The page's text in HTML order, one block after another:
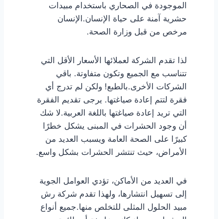
الموجودة في الصحاري باستخدام مبيدات
حشرية آمنة على حياة الإنسان.الإنسان
مرخص من قبل وزارة الصحة.
لذا تقدم الشركة لعملائها الأسعار الأقل التي
تتناسب مع الجميع وتكون متفاوتة. باقي
الشركات الأخرى.بالطبع! ولكن لم تدرج أي
فقرة لتتم إعادة صياغتها. يرجى تقديم الفقرة
التي تريد إعادة صياغتها باللغة العربية.لا شك
أن وجود الحشرات في المبنى يشكل خطرًا
كبيرًا على الصحة العامة ويسبب العديد من
الأمراض، حيث تنتشر الحشرات بشكل واسع.
في العديد من الأماكن، تؤدي العوامل الجوية
إلى تسهيل انتشارها، ولهذا تقدم شركة رش
مبيد الحلول المثلى للتخلص منها.جميع أنواع